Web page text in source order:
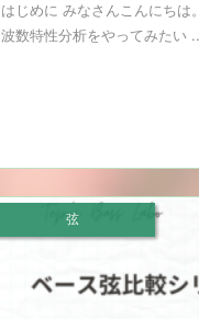
はじめに みなさんこんにち
波数特性分析をやってみたい
弦